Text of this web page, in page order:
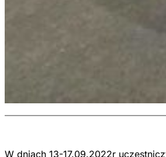
W dniach 13-17.09.2022r